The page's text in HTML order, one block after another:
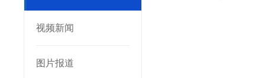
视频新闻
图片报道